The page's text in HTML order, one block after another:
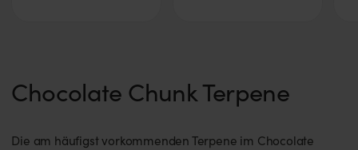
Chocolate Chunk Terpene
Die am häufigst vorkommenden Terpene im Chocolate